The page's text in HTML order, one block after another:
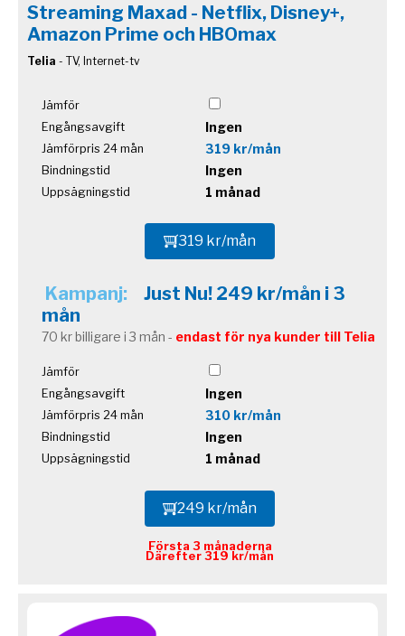
Streaming Maxad - Netflix, Disney+,
Amazon Prime och HBOmax
Telia - TV, Internet-tv
Jämför
Engångsavgift
Ingen
Jämförpris 24 mån 319 kr/mån
Bindningstid Ingen
Uppsägningstid 1 månad
319 kr/mån
Kampanj:
Just Nu! 249 kr/mån i 3
mån
70 kr billigare i 3 mån - endast för nya kunder till Telia
Jämför
Engångsavgift
Ingen
Jämförpris 24 mån 310 kr/mån
Bindningstid Ingen
Uppsägningstid 1 månad
249 kr/mån
Första 3 månaderna
Därefter 319 kr/mån